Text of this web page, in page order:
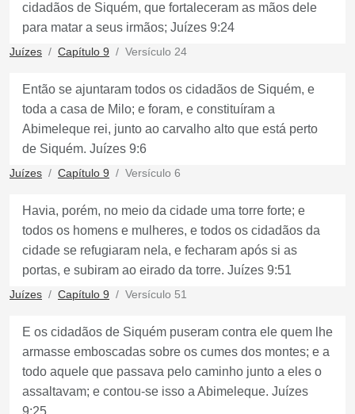
cidadãos de Siquém, que fortaleceram as mãos dele
para matar a seus irmãos; Juízes 9:24
Juízes Capítulo 9 Versículo 24
Então se ajuntaram todos os cidadãos de Siquém, e
toda a casa de Milo; e foram, e constituíram a
Abimeleque rei, junto ao carvalho alto que está perto
de Siquém. Juízes 9:6
Juízes Capítulo 9 Versículo 6
Havia, porém, no meio da cidade uma torre forte; e
todos os homens e mulheres, e todos os cidadãos da
cidade se refugiaram nela, e fecharam após si as
portas, e subiram ao eirado da torre. Juízes 9:51
Juízes Capítulo 9 Versículo 51
E os cidadãos de Siquém puseram contra ele quem lhe
armasse emboscadas sobre os cumes dos montes; e a
todo aquele que passava pelo caminho junto a eles o
assaltavam; e contou-se isso a Abimeleque. Juízes
9:25